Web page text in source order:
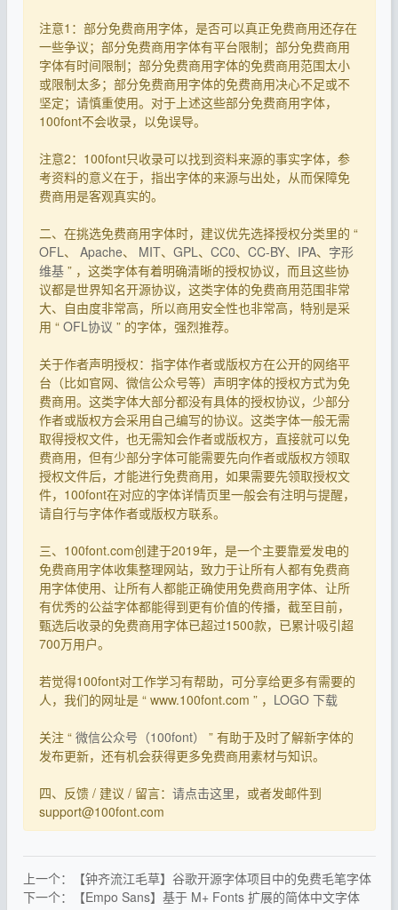
注意1：部分免费商用字体，是否可以真正免费商用还存在
一些争议；部分免费商用字体有平台限制；部分免费商用
字体有时间限制；部分免费商用字体的免费商用范围太小
或限制太多；部分免费商用字体的免费商用决心不足或不
坚定；请慎重使用。对于上述这些部分免费商用字体，
100font不会收录，以免误导。
注意2：100font只收录可以找到资料来源的事实字体，参
考资料的意义在于，指出字体的来源与出处，从而保障免
费商用是客观真实的。
二、在挑选免费商用字体时，建议优先选择授权分类里的 “
OFL 、 Apache、 MIT、 GPL 、 CC0、 CC-BY、 IPA、 字形
维基 ” ，这类字体有着明确清晰的授权协议，而且这些协
议都是世界知名开源协议，这类字体的免费商用范围非常
大、自由度非常高，所以商用安全性也非常高，特别是采
用 “ OFL协议 ” 的字体，强烈推荐。
关于作者声明授权：指字体作者或版权方在公开的网络平
台（比如官网、微信公众号等）声明字体的授权方式为免
费商用。这类字体大部分都没有具体的授权协议，少部分
作者或版权方会采用自己编写的协议。这类字体一般无需
取得授权文件，也无需知会作者或版权方，直接就可以免
费商用，但有少部分字体可能需要先向作者或版权方领取
授权文件后，才能进行免费商用，如果需要先领取授权文
件，100font在对应的字体详情页里一般会有注明与提醒，
请自行与字体作者或版权方联系。
三、100font.com创建于2019年，是一个主要靠爱发电的
免费商用字体收集整理网站，致力于让所有人都有免费商
用字体使用、让所有人都能正确使用免费商用字体、让所
有优秀的公益字体都能得到更有价值的传播，截至目前，
甄选后收录的免费商用字体已超过1500款，已累计吸引超
700万用户。
若觉得100font对工作学习有帮助，可分享给更多有需要的
人，我们的网址是 “ www.100font.com ” ， LOGO 下载
关注 “ 微信公众号（100font）
” 有助于及时了解新字体的
发布更新，还有机会获得更多免费商用素材与知识。
四、反馈 / 建议 / 留言： 请点击这里，或者发邮件到
support@100font.com
上一个：【钟齐流江毛草】谷歌开源字体项目中的免费毛笔字体
下一个：【Empo Sans】基于 M+ Fonts 扩展的简体中文字体